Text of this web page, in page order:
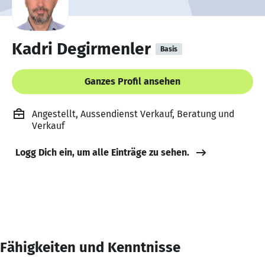
Kadri Degirmenler Basis
Ganzes Profil ansehen
Angestellt, Aussendienst Verkauf, Beratung und
Verkauf
Logg Dich ein, um alle Einträge zu sehen.
Fähigkeiten und Kenntnisse